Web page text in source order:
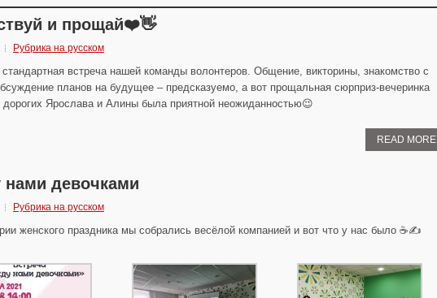
и прощай❤️👋
Рубрика на русском
встреча нашей команды волонтеров. Общение, викторины, знакомство с
планов на будущее – предсказуемо, а вот прощальная сюрприз-вечеринка
Ярослава и Алины была приятной неожиданностью😉
READ MORE
девочками
Рубрика на русском
женского праздника мы собрались весёлой компанией и вот что у нас было ☕✍️